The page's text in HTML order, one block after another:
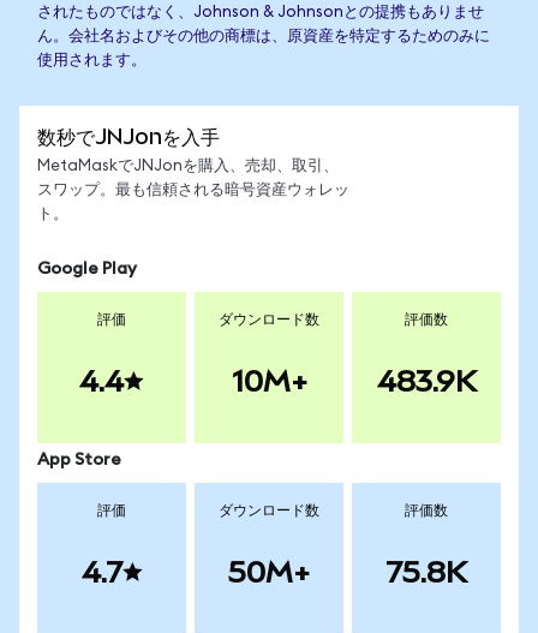
されたものではなく、Johnson & Johnsonとの提携もありませ
ん。会社名およびその他の商標は、原資産を特定するためのみに
使用されます。
数秒でJNJonを入手
MetaMaskでJNJonを購入、売却、取引、
スワップ。最も信頼される暗号資産ウォレッ
ト。
Google Play
評価
4.4
ダウンロード数
10M+
評価数
483.9K
App Store
評価
4.7
ダウンロード数
50M+
評価数
75.8K